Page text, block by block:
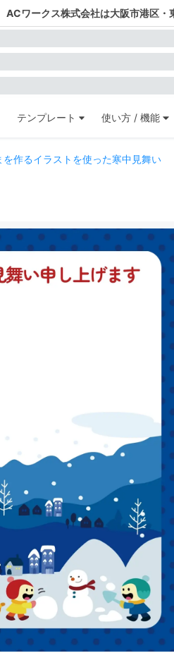
ACワークス株式会社は大阪市港区・
テンプレート 使い方 / 機能
作るイラストを使った寒中見舞い